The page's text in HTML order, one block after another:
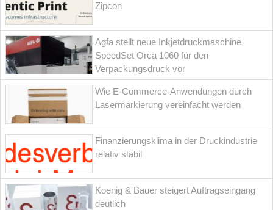
Zipcon
Agfa stellt neue Inkjetdruckmaschine
SpeedSet Orca 1060 für den
Verpackungsdruck vor
Wie E-Commerce-Anwendungen durch
Lasermarkierung vereinfacht werden
Finanzierungsklima in der Druckindustrie
relativ stabil
Koenig & Bauer steigert Auftragseingang
deutlich